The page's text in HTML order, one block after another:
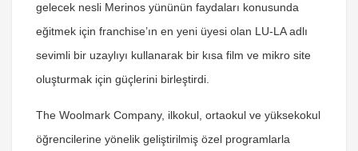
gelecek nesli Merinos yününün faydaları konusunda
eğitmek için franchise’ın en yeni üyesi olan LU-LA adlı
sevimli bir uzaylıyı kullanarak bir kısa film ve mikro site
oluşturmak için güçlerini birleştirdi.
The Woolmark Company, ilkokul, ortaokul ve yüksekokul
öğrencilerine yönelik geliştirilmiş özel programlarla